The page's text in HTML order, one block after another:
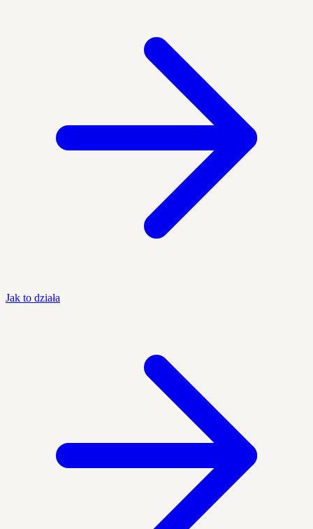
Jak to działa